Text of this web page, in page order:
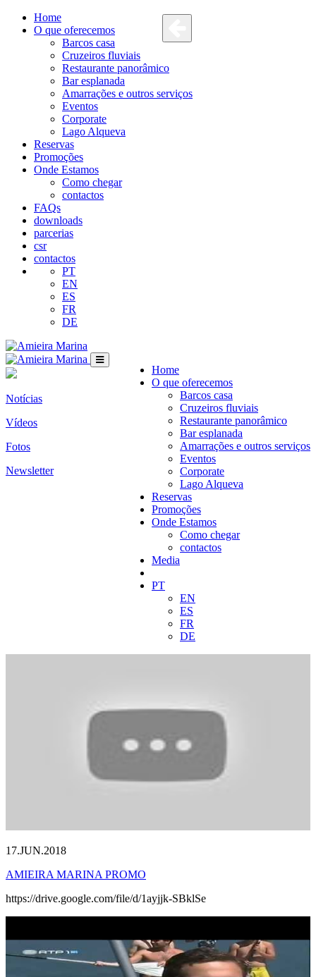
Home
O que oferecemos
Barcos casa
Cruzeiros fluviais
Restaurante panorâmico
Bar esplanada
Amarrações e outros serviços
Eventos
Corporate
Lago Alqueva
Reservas
Promoções
Onde Estamos
Como chegar
contactos
FAQs
downloads
parcerias
csr
contactos
PT
EN
ES
FR
DE
Home
O que oferecemos
Barcos casa
Cruzeiros fluviais
Restaurante panorâmico
Bar esplanada
Amarrações e outros serviços
Eventos
Corporate
Lago Alqueva
Reservas
Promoções
Onde Estamos
Como chegar
contactos
Media
PT
EN
ES
FR
DE
Notícias
Vídeos
Fotos
Newsletter
17.JUN.2018
AMIEIRA MARINA PROMO
https://drive.google.com/file/d/1ayjjk-SBklSe